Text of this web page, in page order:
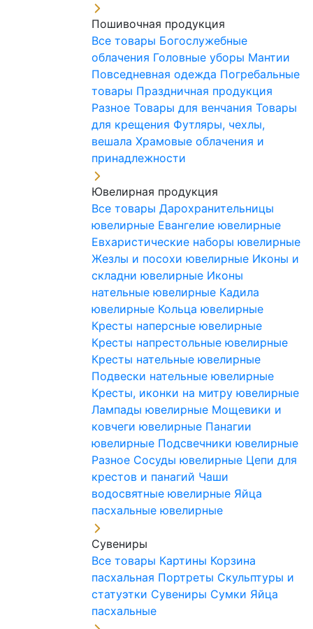
Пошивочная продукция
Все товары Богослужебные
облачения Головные уборы Мантии
Повседневная одежда Погребальные
товары Праздничная продукция
Разное Товары для венчания Товары
для крещения Футляры, чехлы,
вешала Храмовые облачения и
принадлежности
Ювелирная продукция
Все товары Дарохранительницы
ювелирные Евангелие ювелирные
Евхаристические наборы ювелирные
Жезлы и посохи ювелирные Иконы и
складни ювелирные Иконы
нательные ювелирные Кадила
ювелирные Кольца ювелирные
Кресты наперсные ювелирные
Кресты напрестольные ювелирные
Кресты нательные ювелирные
Подвески нательные ювелирные
Кресты, иконки на митру ювелирные
Лампады ювелирные Мощевики и
ковчеги ювелирные Панагии
ювелирные Подсвечники ювелирные
Разное Сосуды ювелирные Цепи для
крестов и панагий Чаши
водосвятные ювелирные Яйца
пасхальные ювелирные
Сувениры
Все товары Картины Корзина
пасхальная Портреты Скульптуры и
статуэтки Сувениры Сумки Яйца
пасхальные